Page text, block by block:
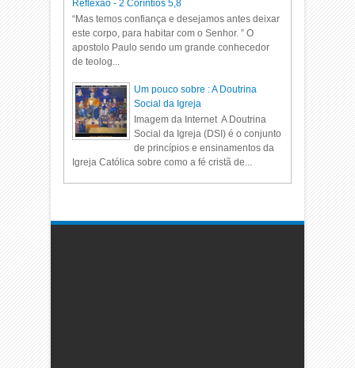
Reflexão - 2 Coríntios 5,8
“Mas temos confiança e desejamos antes deixar
este corpo, para habitar com o Senhor. ” O
apostolo Paulo sendo um grande conhecedor
de teolog...
Um pouco sobre : A Doutrina
Social da Igreja
Imagem da Internet A Doutrina
Social da Igreja (DSI) é o conjunto
de princípios e ensinamentos da
Igreja Católica sobre como a fé cristã de...